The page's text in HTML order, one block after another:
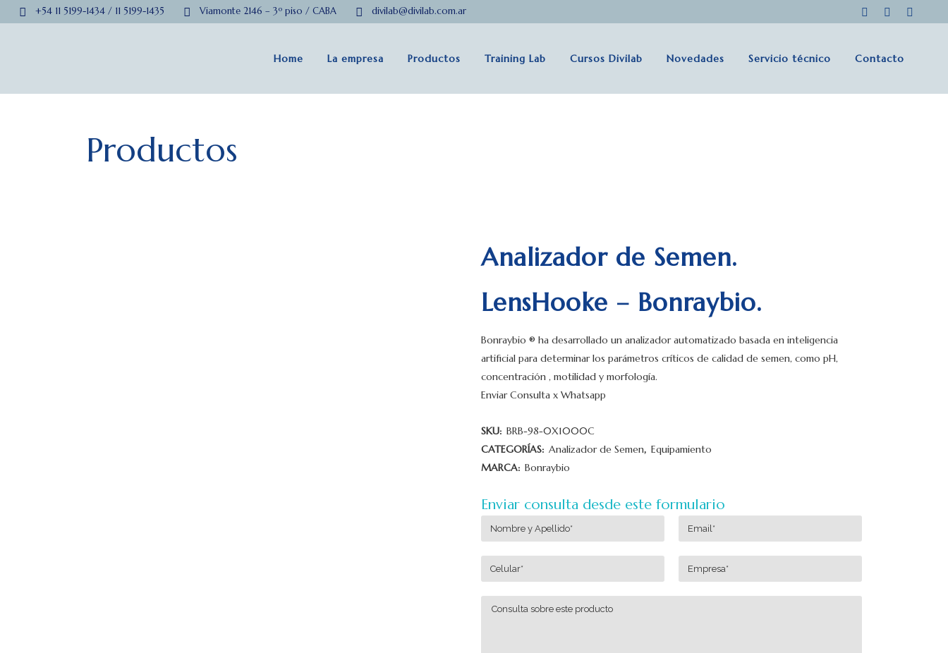
+54 11 5199-1434 / 11 5199-1435 Viamonte 2146 – 3º piso / CABA divilab@divilab.com.ar
Home La empresa Productos Training Lab Cursos Divilab Novedades Servicio técnico Contacto
Productos
Analizador de Semen.
LensHooke – Bonraybio.
Bonraybio ® ha desarrollado un analizador automatizado basada en inteligencia
artificial para determinar los parámetros críticos de calidad de semen, como pH,
concentración , motilidad y morfología.
Enviar Consulta x Whatsapp
SKU: BRB-98-0X1000C
CATEGORÍAS: Analizador de Semen, Equipamiento
MARCA: Bonraybio
Enviar consulta desde este formulario